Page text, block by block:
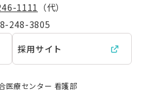
1111
（代）
248-3805
採用サイト
医療センター 看護部